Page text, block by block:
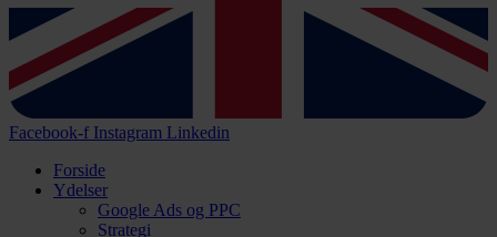
Facebook-f Instagram Linkedin
Forside
Ydelser
Google Ads og PPC
Strategi